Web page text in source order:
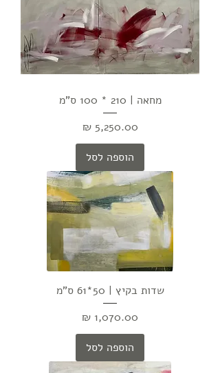
מחאה | 210 * 100 ס"מ
מחיר
הוספה לסל
שדות בקיץ | 50*61 ס"מ
מחיר
הוספה לסל